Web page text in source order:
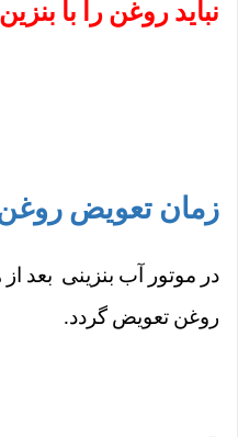
نباید روغن را با
زمان تعویض
روغن تعویض گردد.